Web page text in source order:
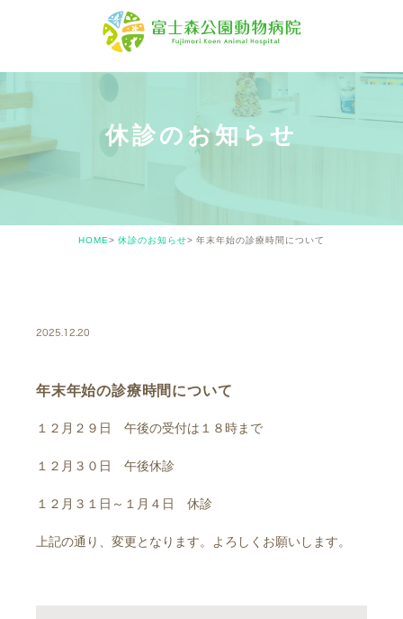
休診のお知らせ
HOME 休診のお知らせ 年末年始の診療時間について
2025.12.20
年末年始の診療時間について
１２月２９日 午後の受付は１８時まで
１２月３０日 午後休診
１２月３１日～１月４日 休診
上記の通り、変更となります。よろしくお願いします。